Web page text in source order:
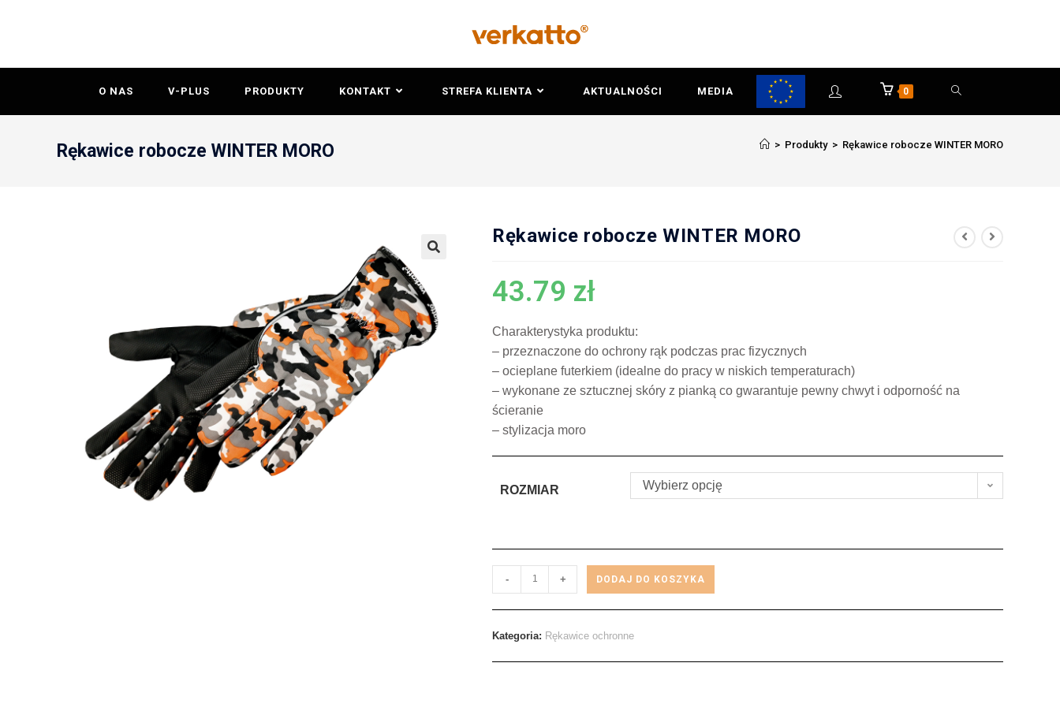
O NAS V-PLUS PRODUKTY KONTAKT STREFA KLIENTA AKTUALNOŚCI MEDIA 0
Rękawice robocze WINTER MORO > Produkty > Rękawice robocze WINTER MORO
Rękawice robocze WINTER MORO
43.79 zł
Charakterystyka produktu:
– przeznaczone do ochrony rąk podczas prac fizycznych
– ocieplane futerkiem (idealne do pracy w niskich temperaturach)
– wykonane ze sztucznej skóry z pianką co gwarantuje pewny chwyt i odporność na
ścieranie
– stylizacja moro
ROZMIAR Wybierz opcję
- + DODAJ DO KOSZYKA
Kategoria: Rękawice ochronne